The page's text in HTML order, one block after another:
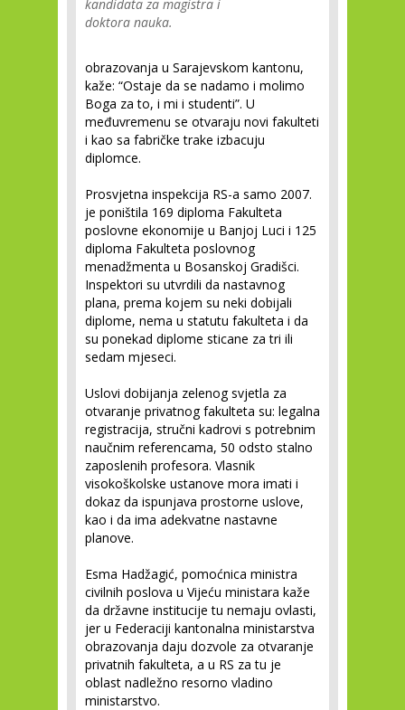
kandidata za magistra i
doktora nauka.
obrazovanja u Sarajevskom kantonu,
kaže: “Ostaje da se nadamo i molimo
Boga za to, i mi i studenti”. U
međuvremenu se otvaraju novi fakulteti
i kao sa fabričke trake izbacuju
diplomce.
Prosvjetna inspekcija RS-a samo 2007.
je poništila 169 diploma Fakulteta
poslovne ekonomije u Banjoj Luci i 125
diploma Fakulteta poslovnog
menadžmenta u Bosanskoj Gradišci.
Inspektori su utvrdili da nastavnog
plana, prema kojem su neki dobijali
diplome, nema u statutu fakulteta i da
su ponekad diplome sticane za tri ili
sedam mjeseci.
Uslovi dobijanja zelenog svjetla za
otvaranje privatnog fakulteta su: legalna
registracija, stručni kadrovi s potrebnim
naučnim referencama, 50 odsto stalno
zaposlenih profesora. Vlasnik
visokoškolske ustanove mora imati i
dokaz da ispunjava prostorne uslove,
kao i da ima adekvatne nastavne
planove.
Esma Hadžagić, pomoćnica ministra
civilnih poslova u Vijeću ministara kaže
da državne institucije tu nemaju ovlasti,
jer u Federaciji kantonalna ministarstva
obrazovanja daju dozvole za otvaranje
privatnih fakulteta, a u RS za tu je
oblast nadležno resorno vladino
ministarstvo.